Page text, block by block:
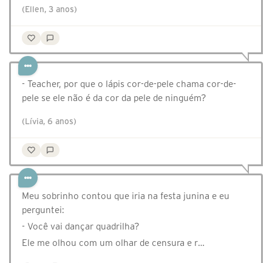
(Ellen, 3 anos)
- Teacher, por que o lápis cor-de-pele chama cor-de-
pele se ele não é da cor da pele de ninguém?
(Lívia, 6 anos)
Meu sobrinho contou que iria na festa junina e eu
perguntei:
- Você vai dançar quadrilha?
Ele me olhou com um olhar de censura e r…